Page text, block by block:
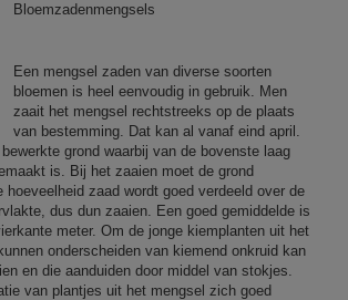
Bloemzadenmengsels
Een mengsel zaden van diverse soorten
bloemen is heel eenvoudig in gebruik. Men
zaait het mengsel rechtstreeks op de plaats
van bestemming. Dat kan al vanaf eind april.
grond waarbij van de bovenste laag
is. Bij het zaaien moet de grond
hoeveelheid zaad wordt goed verdeeld over de
dus dun zaaien. Een goed gemiddelde is
meter. Om de jonge kiemplanten uit het
onderscheiden van kiemend onkruid kan
en die aanduiden door middel van stokjes.
van plantjes uit het mengsel zich goed